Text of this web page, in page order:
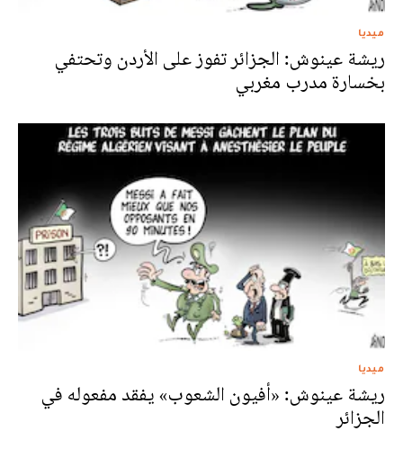
ميديا
ريشة عينوش: الجزائر تفوز على الأردن وتحتفي
بخسارة مدرب مغربي
ميديا
ريشة عينوش: «أفيون الشعوب» يفقد مفعوله في
الجزائر